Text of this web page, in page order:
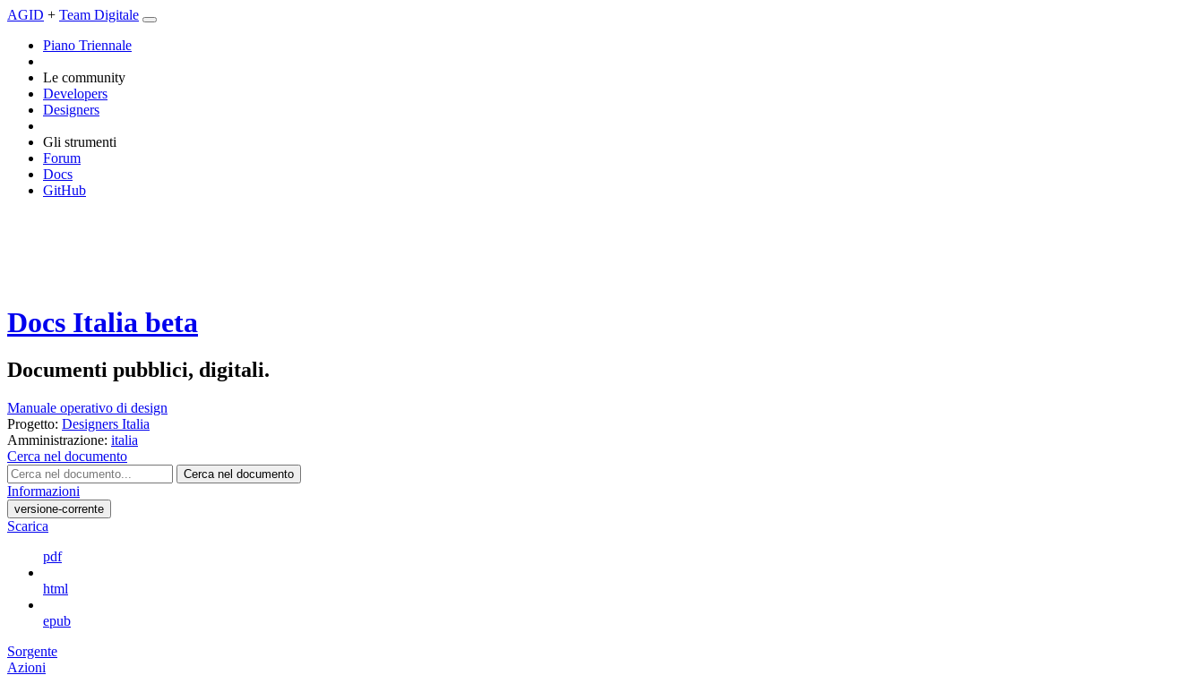
AGID + Team Digitale
Piano Triennale
Le community
Developers
Designers
Gli strumenti
Forum
Docs
GitHub
Docs Italia beta
Documenti pubblici, digitali.
Manuale operativo di design
Progetto: Designers Italia
Amministrazione: italia
Cerca nel documento
Cerca nel documento
Informazioni
versione-corrente
Scarica
pdf
html
epub
Sorgente
Azioni